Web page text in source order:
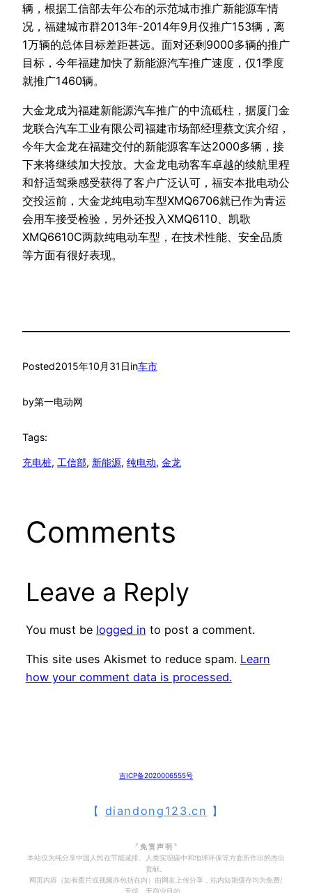
辆，根据工信部去年公布的示范城市推广新能源车情
况，福建城市群2013年-2014年9月仅推广153辆，离
1万辆的总体目标差距甚远。面对还剩9000多辆的推广
目标，今年福建加快了新能源汽车推广速度，仅1季度
就推广1460辆。
大金龙成为福建新能源汽车推广的中流砥柱，据厦门金
龙联合汽车工业有限公司福建市场部经理蔡文滨介绍，
今年大金龙在福建交付的新能源客车达2000多辆，接
下来将继续加大投放。大金龙电动客车卓越的续航里程
和舒适驾乘感受获得了客户广泛认可，福安本批电动公
交投运前，大金龙纯电动车型XMQ6706就已作为青运
会用车接受检验，另外还投入XMQ6110、凯歌
XMQ6610C两款纯电动车型，在技术性能、安全品质
等方面有很好表现。
Posted2015年10月31日in车市
by第一电动网
Tags:
充电桩, 工信部, 新能源, 纯电动, 金龙
Comments
Leave a Reply
You must be logged in to post a comment.
This site uses Akismet to reduce spam. Learn
how your comment data is processed.
吉ICP备2020006555号
【 diandong123.cn 】
⌜ 免 责 声 明 ⌝
本站仅为纯分享中国人民在节能减排、人类实现碳中和地球环保等方面所作出的杰出
贡献。
网页内容（如有图片或视频亦包括在内）由网友上传分享，站内短期缓存均为免费/
无偿，无商业目的。